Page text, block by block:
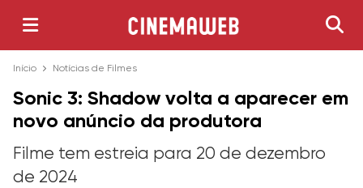
Início Notícias de Filmes
Sonic 3: Shadow volta a aparecer em
novo anúncio da produtora
Filme tem estreia para 20 de dezembro
de 2024